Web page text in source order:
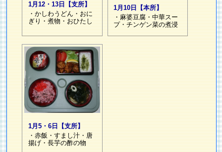
1月12・13日【支所】
・かしわうどん・おに
ぎり・煮物・おひたし
1月10日【本所】
・麻婆豆腐・中華スー
プ・チンゲン菜の煮浸
1月5・6日【支所】
・赤飯・すまし汁・唐
揚げ・長芋の酢の物